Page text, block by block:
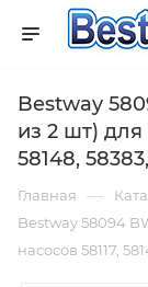
Bestway
из 2 шт) для
58148,
Главная —
Bestway 58094
насосов 58117,